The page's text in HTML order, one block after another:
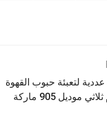
عددية لتعبئة حبوب القهوة
المحمصة في كيس لحام ثلاثي موديل 905 ماركة